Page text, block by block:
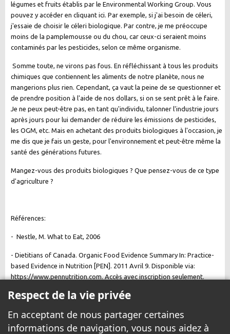
légumes et fruits établis par le Environmental Working Group. Vous
pouvez y accéder en cliquant ici. Par exemple, si j'ai besoin de céleri,
j'essaie de choisir le céleri biologique. Par contre, je me préoccupe
moins de la pamplemousse ou du chou, car ceux-ci seraient moins
contaminés par les pesticides, selon ce même organisme.
Somme toute, ne virons pas fous. En réfléchissant à tous les produits
chimiques que contiennent les aliments de notre planète, nous ne
mangerions plus rien. Cependant, ça vaut la peine de se questionner et
de prendre position à l'aide de nos dollars, si on se sent prêt à le faire.
Je ne peux peut-être pas, en tant qu'individu, talonner l'industrie jours
après jours pour lui demander de réduire les émissions de pesticides,
les OGM, etc. Mais en achetant des produits biologiques à l'occasion, je
me dis que je fais un geste, pour l'environnement et peut-être même la
santé des générations futures.
Mangez-vous des produits biologiques ? Que pensez-vous de ce type
d'agriculture ?
Références:
- Nestle, M. What to Eat, 2006
- Dietitians of Canada. Organic Food Evidence Summary In: Practice-
based Evidence in Nutrition [PEN]. 2011 Avril 9. Disponible via:
https://www.pennutrition.com. Accès avec inscription seulement.
Respect de la vie privée
En acceptant de nous partager certaines
informations de navigation, vous nous aidez à